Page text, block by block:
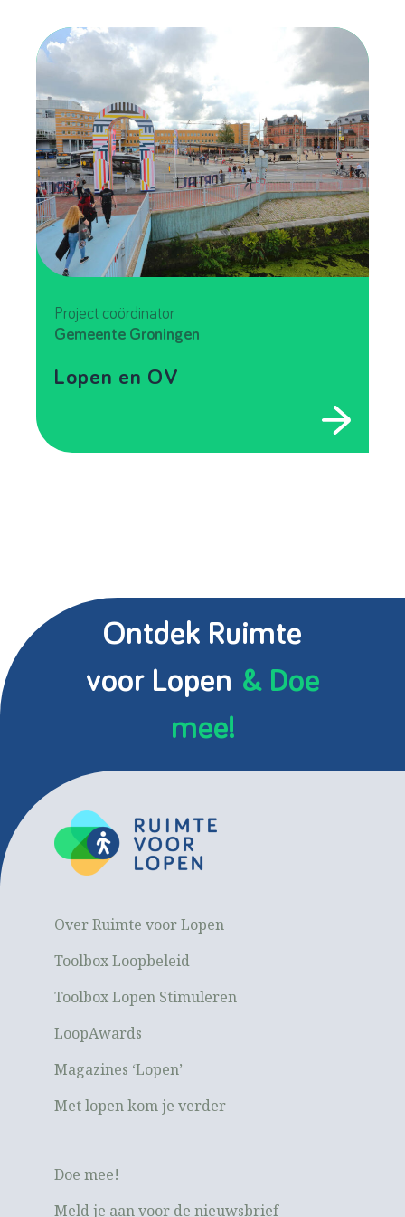
Project coördinator
Gemeente Groningen
Lopen en OV
Ontdek Ruimte
voor Lopen & Doe
mee!
Over Ruimte voor Lopen
Toolbox Loopbeleid
Toolbox Lopen Stimuleren
LoopAwards
Magazines ‘Lopen’
Met lopen kom je verder
Doe mee!
Meld je aan voor de nieuwsbrief